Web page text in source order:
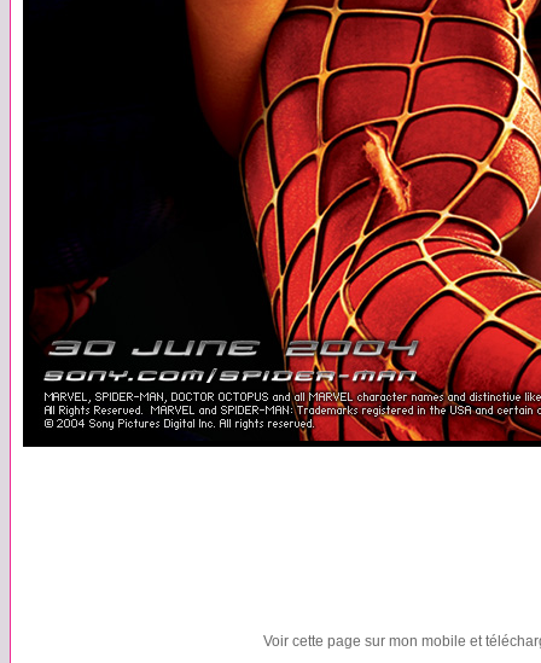
Voir cette page sur mon mobile et